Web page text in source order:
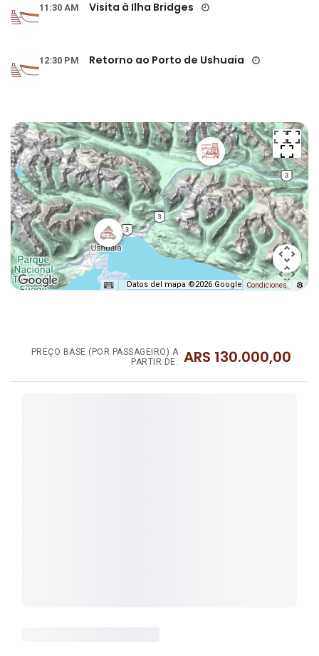
Datos del mapa ©2026 Google Condiciones
11:30 AM Visita à Ilha Bridges
12:30 PM Retorno ao Porto de Ushuaia
PREÇO BASE (POR PASSAGEIRO) A
PARTIR DE:
ARS 130.000,00